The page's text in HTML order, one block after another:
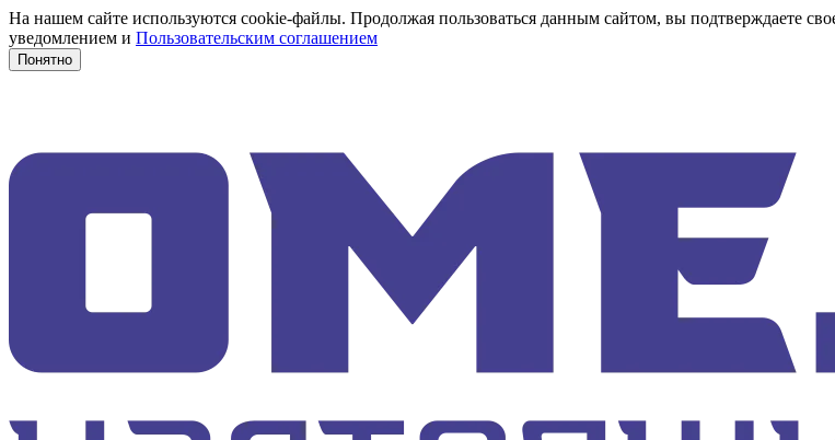
На нашем сайте используются cookie-файлы. Продолжая пользоваться данным сайтом, вы подтверждаете
уведомлением и Пользовательским соглашением
Понятно